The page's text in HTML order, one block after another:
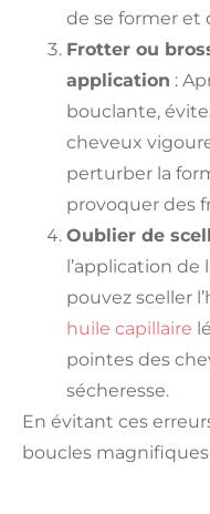
de se former et
Frotter ou
application :
bouclante,
cheveux
perturber la
provoquer des
Oublier de
l’application
pouvez sceller
huile capillaire
pointes des
sécheresse.
En évitant ces
boucles